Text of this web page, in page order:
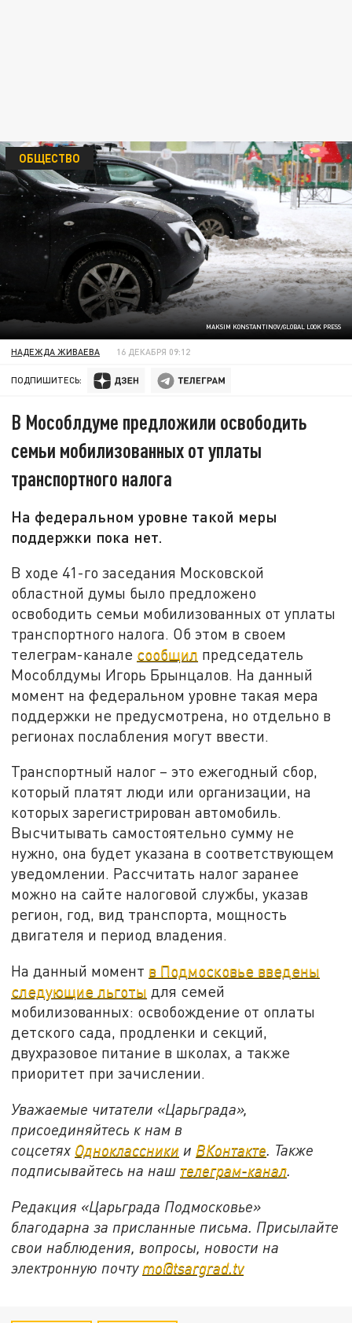
MAKSIM KONSTANTINOV/GLOBAL LOOK PRESS
ОБЩЕСТВО
НАДЕЖДА ЖИВАЕВА 16 ДЕКАБРЯ 09:12
ПОДПИШИТЕСЬ:
В Мособлдуме предложили освободить
семьи мобилизованных от уплаты
транспортного налога
На федеральном уровне такой меры
поддержки пока нет.
В ходе 41-го заседания Московской
областной думы было предложено
освободить семьи мобилизованных от уплаты
транспортного налога. Об этом в своем
телеграм-канале сообщил председатель
Мособлдумы Игорь Брынцалов. На данный
момент на федеральном уровне такая мера
поддержки не предусмотрена, но отдельно в
регионах послабления могут ввести.
Транспортный налог – это ежегодный сбор,
который платят люди или организации, на
которых зарегистрирован автомобиль.
Высчитывать самостоятельно сумму не
нужно, она будет указана в соответствующем
уведомлении. Рассчитать налог заранее
можно на сайте налоговой службы, указав
регион, год, вид транспорта, мощность
двигателя и период владения.
На данный момент в Подмосковье введены
следующие льготы для семей
мобилизованных: освобождение от оплаты
детского сада, продленки и секций,
двухразовое питание в школах, а также
приоритет при зачислении.
Уважаемые читатели «Царьграда»,
присоединяйтесь к нам в
соцсетях Одноклассники и ВКонтакте. Также
подписывайтесь на наш телеграм-канал.
Редакция «Царьграда Подмосковье»
благодарна за присланные письма. Присылайте
свои наблюдения, вопросы, новости на
электронную почту mo@tsargrad.tv